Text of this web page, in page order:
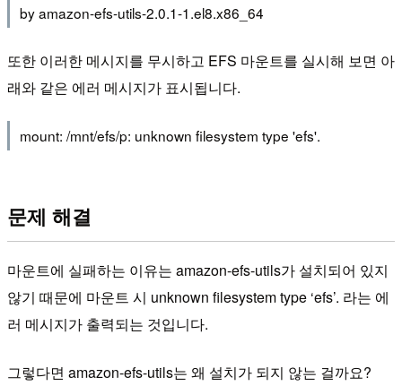
by amazon-efs-utils-2.0.1-1.el8.x86_64
또한 이러한 메시지를 무시하고 EFS 마운트를 실시해 보면 아
래와 같은 에러 메시지가 표시됩니다.
mount: /mnt/efs/p: unknown filesystem type 'efs'.
문제 해결
마운트에 실패하는 이유는 amazon-efs-utils가 설치되어 있지
않기 때문에 마운트 시 unknown filesystem type ‘efs’. 라는 에
러 메시지가 출력되는 것입니다.
그렇다면 amazon-efs-utils는 왜 설치가 되지 않는 걸까요?